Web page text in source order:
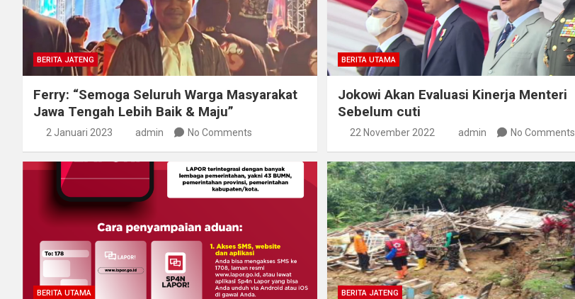
BERITA JATENG
Ferry: “Semoga Seluruh Warga Masyarakat
Jawa Tengah Lebih Baik & Maju”
2 Januari 2023 admin No Comments
BERITA UTAMA
Jokowi Akan Evaluasi Kinerja Menteri
Sebelum cuti
22 November 2022 admin No Comments
BERITA UTAMA BERITA JATENG